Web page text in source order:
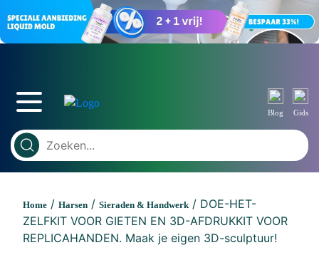
Blog Gids
Home / Harsen / Sieraden & Handwerk / DOE-HET-
ZELFKIT VOOR GIETEN EN 3D-AFDRUKKIT VOOR
REPLICAHANDEN. Maak je eigen 3D-sculptuur!